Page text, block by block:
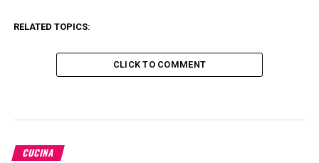
RELATED TOPICS:
CLICK TO COMMENT
CUCINA